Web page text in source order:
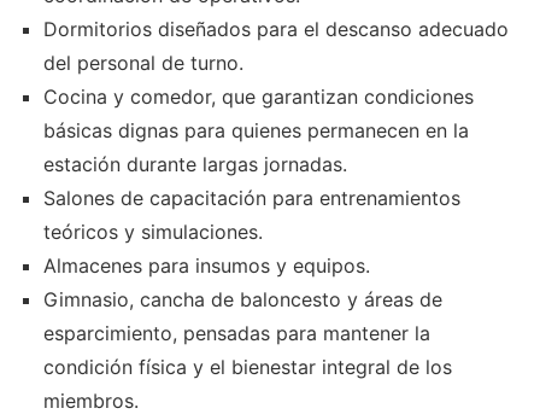
Dormitorios diseñados para el descanso adecuado
del personal de turno.
Cocina y comedor, que garantizan condiciones
básicas dignas para quienes permanecen en la
estación durante largas jornadas.
Salones de capacitación para entrenamientos
teóricos y simulaciones.
Almacenes para insumos y equipos.
Gimnasio, cancha de baloncesto y áreas de
esparcimiento, pensadas para mantener la
condición física y el bienestar integral de los
miembros.